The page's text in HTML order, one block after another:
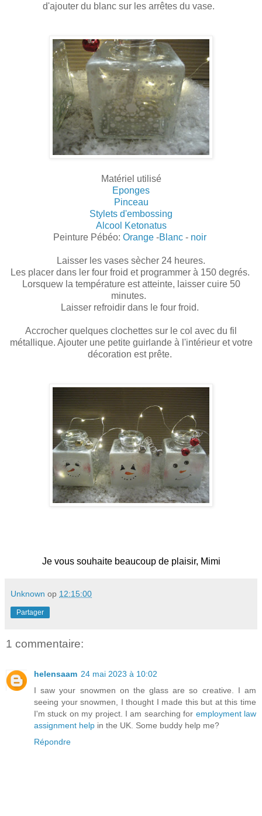
d'ajouter du blanc sur les arrêtes du vase.
Matériel utilisé
Eponges
Pinceau
Stylets d'embossing
Alcool Ketonatus
Peinture Pébéo: Orange -Blanc - noir
Laisser les vases sècher 24 heures.
Les placer dans ler four froid et programmer à 150 degrés.
Lorsquew la température est atteinte, laisser cuire 50
minutes.
Laisser refroidir dans le four froid.
Accrocher quelques clochettes sur le col avec du fil
métallique. Ajouter une petite guirlande à l'intérieur et votre
décoration est prête.
Je vous souhaite beaucoup de plaisir, Mimi
Unknown op 12:15:00
Partager
1 commentaire:
helensaam 24 mai 2023 à 10:02
I saw your snowmen on the glass are so creative. I am
seeing your snowmen, I thought I made this but at this time
I'm stuck on my project. I am searching for employment law
assignment help in the UK. Some buddy help me?
Répondre